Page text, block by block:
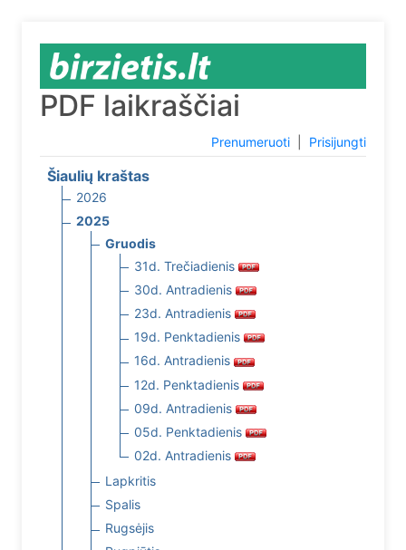
PDF laikraščiai
Prenumeruoti Prisijungti
Šiaulių kraštas
2026
2025
Gruodis
31d. Trečiadienis
30d. Antradienis
23d. Antradienis
19d. Penktadienis
16d. Antradienis
12d. Penktadienis
09d. Antradienis
05d. Penktadienis
02d. Antradienis
Lapkritis
Spalis
Rugsėjis